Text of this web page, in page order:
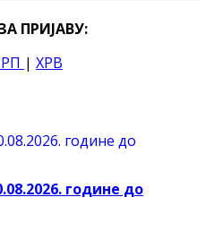
ПРИЈАВУ:
| ХРВ
године до